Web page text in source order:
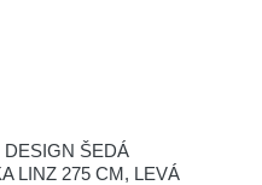
ŠEDÁ
LINZ 275 CM, LEVÁ